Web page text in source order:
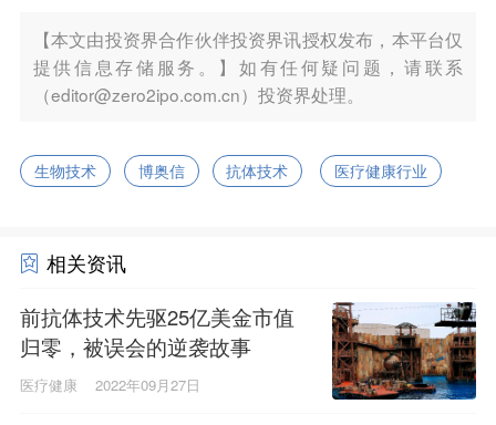
【本文由投资界合作伙伴投资界讯授权发布，本平台仅
提供信息存储服务。】如有任何疑问题，请联系
（editor@zero2ipo.com.cn）投资界处理。
生物技术 博奥信 抗体技术 医疗健康行业
相关资讯
前抗体技术先驱25亿美金市值
归零，被误会的逆袭故事
医疗健康 2022年09月27日